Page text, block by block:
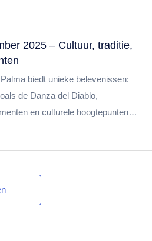
2025 – Cultuur, traditie,
biedt unieke belevenissen:
de Danza del Diablo,
en culturele hoogtepunten.
natuur of astronomie – deze